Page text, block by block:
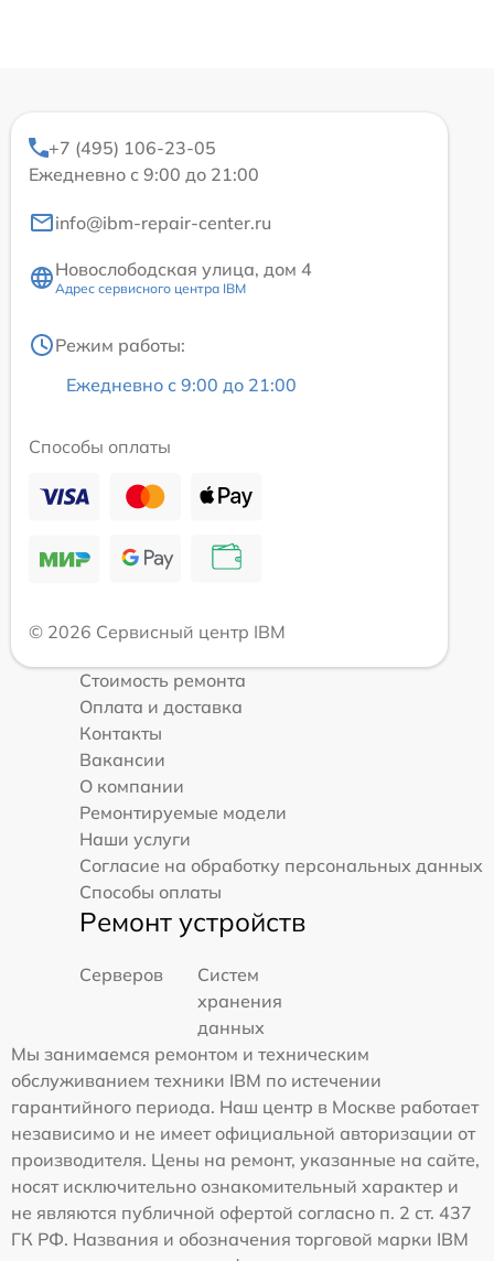
+7 (495) 106-23-05
Ежедневно с 9:00 до 21:00
info@ibm-repair-center.ru
Новослободская улица, дом 4
Адрес сервисного центра IBM
Режим работы:
Ежедневно с 9:00 до 21:00
Способы оплаты
© 2026 Сервисный центр IBM
Стоимость ремонта
Оплата и доставка
Контакты
Вакансии
О компании
Ремонтируемые модели
Наши услуги
Согласие на обработку персональных данных
Способы оплаты
Ремонт устройств
Серверов
Систем
хранения
данных
Мы занимаемся ремонтом и техническим
обслуживанием техники IBM по истечении
гарантийного периода. Наш центр в Москве работает
независимо и не имеет официальной авторизации от
производителя. Цены на ремонт, указанные на сайте,
носят исключительно ознакомительный характер и
не являются публичной офертой согласно п. 2 ст. 437
ГК РФ. Названия и обозначения торговой марки IBM